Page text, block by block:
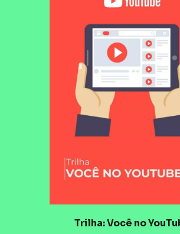
Trilha: Você no